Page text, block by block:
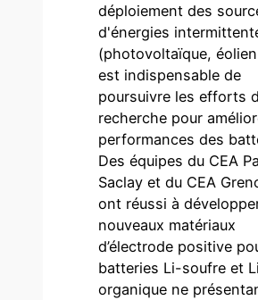
déploiement des
d'énergies
(photovoltaïque,
est indispensable de
poursuivre les efforts
recherche pour
performances des
Des équipes du CEA
Saclay et du CEA
ont réussi à
nouveaux matériaux
d’électrode positive
batteries Li-soufre et
organique ne